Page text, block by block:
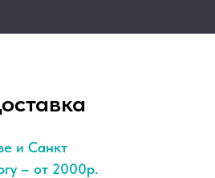
и Санкт
– от 2000р.